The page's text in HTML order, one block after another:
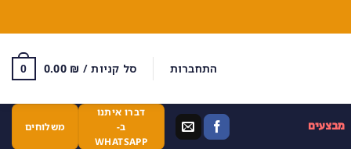
התחברות סל קניות / 0.00 ₪
0
מבצעים
דברו איתנו
ב-
WHATSAPP
משלוחים